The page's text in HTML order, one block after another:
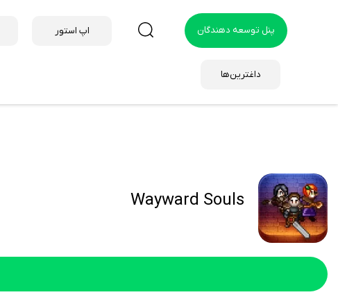
پنل توسعه دهندگان اپ استور
داغترین‌ها
Wayward Souls